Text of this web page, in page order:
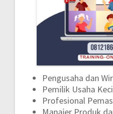
Pengusaha dan
Pemilik Usaha
Profesional